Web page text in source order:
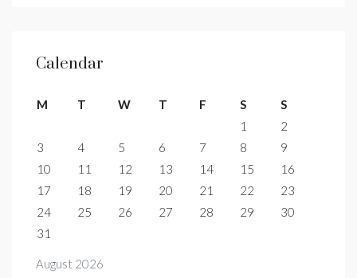
Calendar
August 2026
M T W T F S
S
1
2
3
4 5 6 7 8
9
10
11 12 13 14 15
16
17
18 19 20 21 22
23
24
25 26 27 28 29
30
31